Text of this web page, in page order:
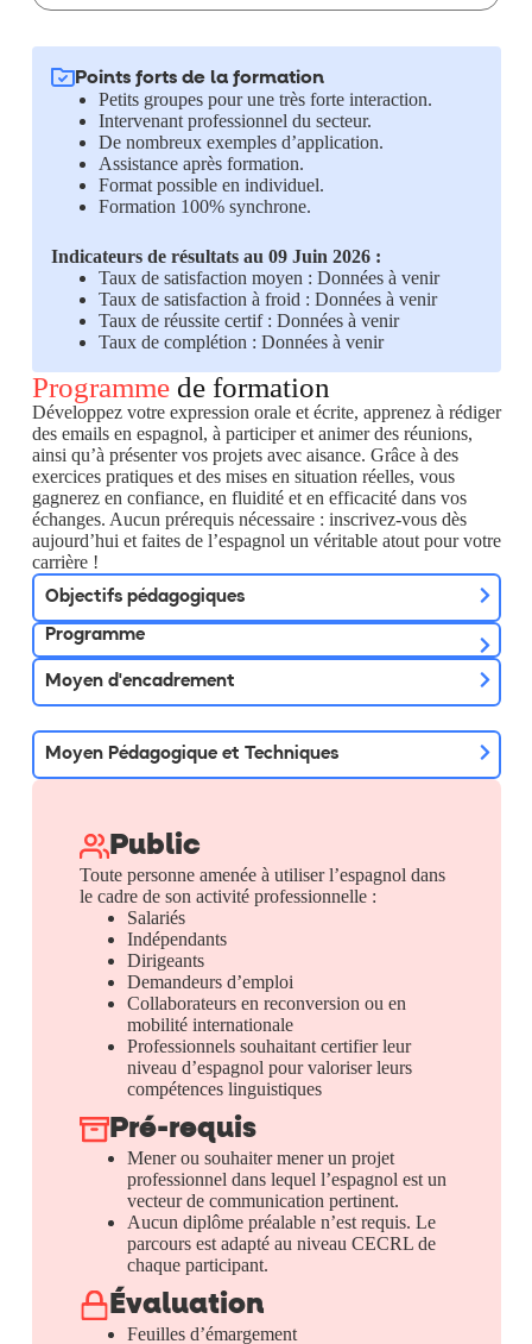
Points forts de la formation
Petits groupes pour une très forte interaction.
Intervenant professionnel du secteur.
De nombreux exemples d’application.
Assistance après formation.
Format possible en individuel.
Formation 100% synchrone.
Indicateurs de résultats au 09 Juin 2026 :
Taux de satisfaction moyen : Données à venir
Taux de satisfaction à froid : Données à venir
Taux de réussite certif : Données à venir
Taux de complétion : Données à venir
Programmede formation
Développez votre expression orale et écrite, apprenez à rédiger
des emails en espagnol, à participer et animer des réunions,
ainsi qu’à présenter vos projets avec aisance. Grâce à des
exercices pratiques et des mises en situation réelles, vous
gagnerez en confiance, en fluidité et en efficacité dans vos
échanges. Aucun prérequis nécessaire : inscrivez-vous dès
aujourd’hui et faites de l’espagnol un véritable atout pour votre
carrière !
Objectifs pédagogiques
Programme
Moyen d'encadrement
Moyen Pédagogique et Techniques
Public
Toute personne amenée à utiliser l’espagnol dans
le cadre de son activité professionnelle :
Salariés
Indépendants
Dirigeants
Demandeurs d’emploi
Collaborateurs en reconversion ou en
mobilité internationale
Professionnels souhaitant certifier leur
niveau d’espagnol pour valoriser leurs
compétences linguistiques
Pré-requis
Mener ou souhaiter mener un projet
professionnel dans lequel l’espagnol est un
vecteur de communication pertinent.
Aucun diplôme préalable n’est requis. Le
parcours est adapté au niveau CECRL de
chaque participant.
Évaluation
Feuilles d’émargement